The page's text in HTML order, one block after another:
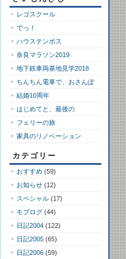
レゴスクール
でっ！
ハウステンボス
奈良マラソン2019
地下鉄車両基地見学2018
ちんちん電車で、おさんぽ
結婚10周年
はじめてと、最後の
フェリーの旅
家具のリノベーション
カテゴリー
おすすめ (59)
お知らせ (12)
スペシャル (17)
モブログ (44)
日記2004 (122)
日記2005 (65)
日記2006 (59)